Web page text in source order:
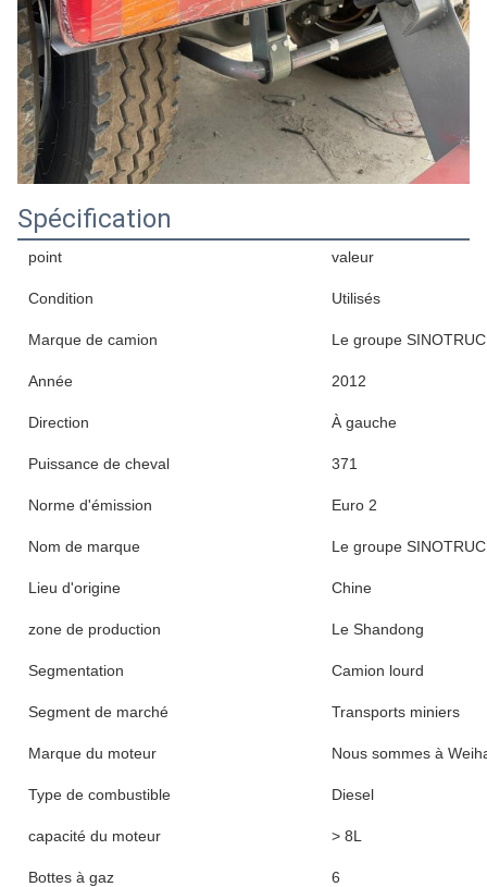
Spécification
point valeur
Condition Utilisés
Marque de camion Le groupe
Année 2012
Direction À gauche
Puissance de cheval 371
Norme d'émission Euro 2
Nom de marque Le groupe
Lieu d'origine Chine
zone de production Le Shandong
Segmentation Camion lourd
Segment de marché Transports miniers
Marque du moteur Nous sommes à
Type de combustible Diesel
capacité du moteur > 8L
Bottes à gaz 6